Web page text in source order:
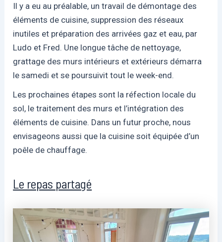
Il y a eu au préalable, un travail de démontage des
éléments de cuisine, suppression des réseaux
inutiles et préparation des arrivées gaz et eau, par
Ludo et Fred. Une longue tâche de nettoyage,
grattage des murs intérieurs et extérieurs démarra
le samedi et se poursuivit tout le week-end.
Les prochaines étapes sont la réfection locale du
sol, le traitement des murs et l’intégration des
éléments de cuisine. Dans un futur proche, nous
envisageons aussi que la cuisine soit équipée d’un
poêle de chauffage.
Le repas partagé